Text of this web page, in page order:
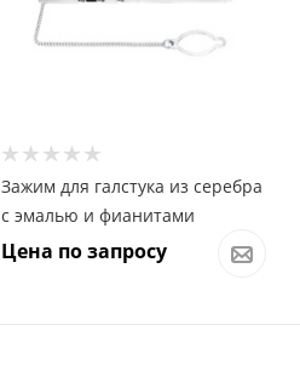
Зажим для галстука из серебра
с эмалью и фианитами
Цена по запросу